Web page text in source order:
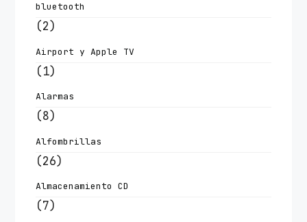
bluetooth
(2)
Airport y Apple TV
(1)
Alarmas
(8)
Alfombrillas
(26)
Almacenamiento CD
(7)